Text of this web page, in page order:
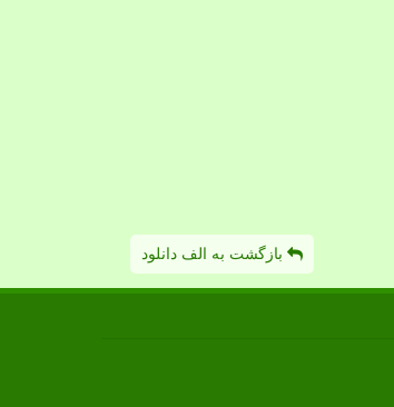
بازگشت به الف دانلود